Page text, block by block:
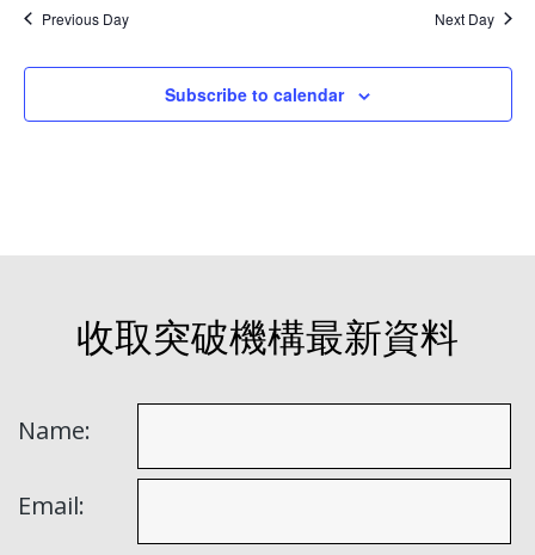
Previous Day Next Day
Subscribe to calendar
收取突破機構最新資料
Name:
Email: